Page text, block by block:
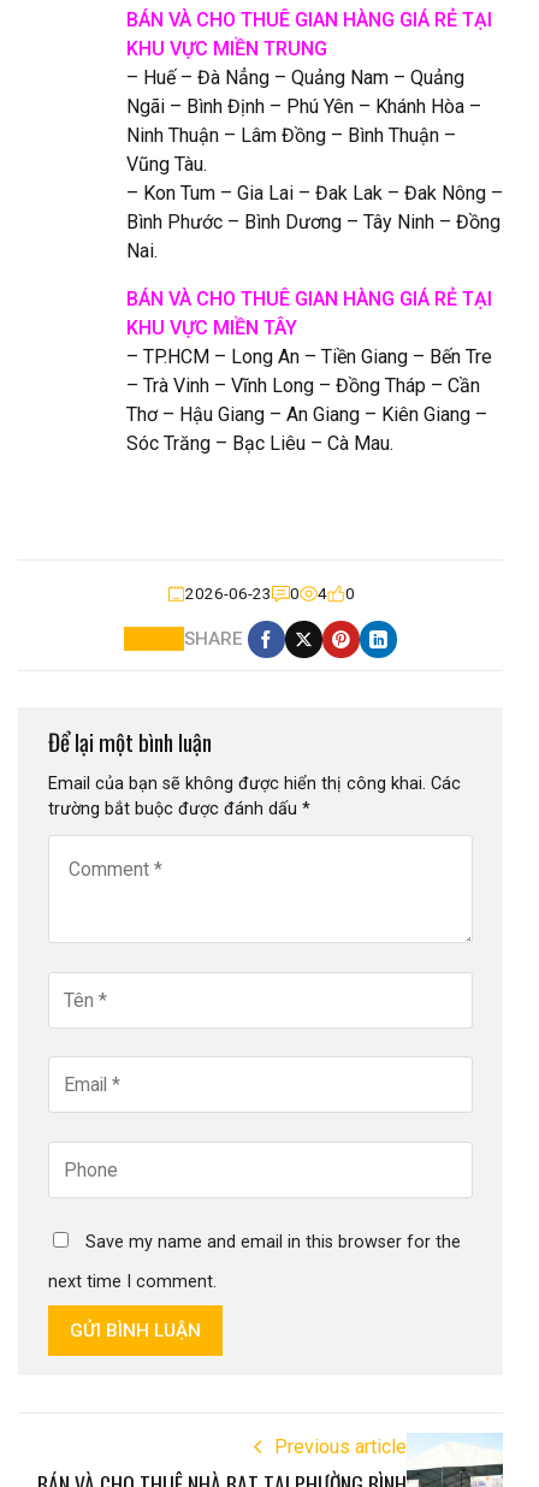
BÁN VÀ CHO THUÊ GIAN HÀNG GIÁ RẺ TẠI
KHU VỰC MIỀN TRUNG
– Huế – Đà Nẳng – Quảng Nam – Quảng
Ngãi – Bình Định – Phú Yên – Khánh Hòa –
Ninh Thuận – Lâm Đồng – Bình Thuận –
Vũng Tàu.
– Kon Tum – Gia Lai – Đak Lak – Đak Nông –
Bình Phước – Bình Dương – Tây Ninh – Đồng
Nai.
BÁN VÀ CHO THUÊ GIAN HÀNG GIÁ RẺ TẠI
KHU VỰC MIỀN TÂY
– TP.HCM – Long An – Tiền Giang – Bến Tre
– Trà Vinh – Vĩnh Long – Đồng Tháp – Cần
Thơ – Hậu Giang – An Giang – Kiên Giang –
Sóc Trăng – Bạc Liêu – Cà Mau.
2026-06-23 0 4 0
SHARE
Để lại một bình luận
Email của bạn sẽ không được hiển thị công khai. Các
trường bắt buộc được đánh dấu *
Save my name and email in this browser for the
next time I comment.
GỬI BÌNH LUẬN
Previous article